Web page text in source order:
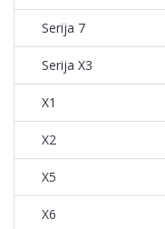
Serija 7
Serija X3
X1
X2
X5
X6